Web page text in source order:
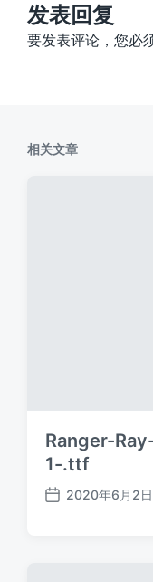
：
发表回复
要发表评论，您必
相关文章
Ranger-
1-.ttf
发
2020年6月2日